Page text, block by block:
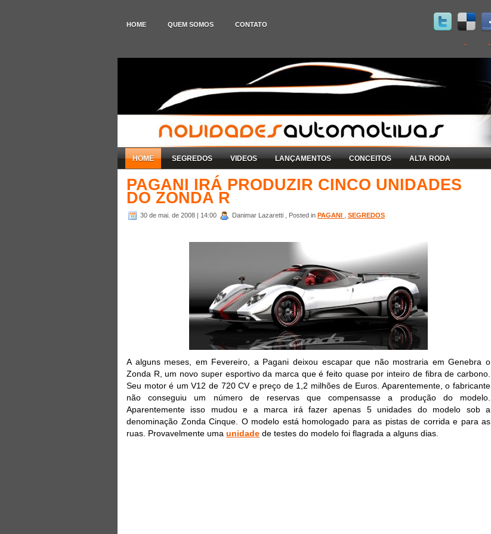
HOME QUEM SOMOS CONTATO
HOME SEGREDOS VIDEOS LANÇAMENTOS CONCEITOS ALTA RODA
PAGANI IRÁ PRODUZIR CINCO UNIDADES
DO ZONDA R
30 de mai. de 2008 | 14:00 Danimar Lazaretti , Posted in PAGANI SEGREDOS
A alguns meses, em Fevereiro, a Pagani deixou escapar que não mostraria em Genebra o
Zonda R, um novo super esportivo da marca que é feito quase por inteiro de fibra de carbono.
Seu motor é um V12 de 720 CV e preço de 1,2 milhões de Euros. Aparentemente, o fabricante
não conseguiu um número de reservas que compensasse a produção do modelo.
Aparentemente isso mudou e a marca irá fazer apenas 5 unidades do modelo sob a
denominação Zonda Cinque. O modelo está homologado para as pistas de corrida e para as
ruas. Provavelmente uma unidade de testes do modelo foi flagrada a alguns dias.